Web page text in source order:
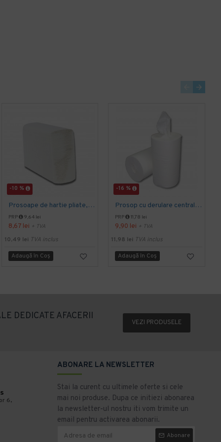
-10 %
Prosoape de hartie pliate, Z fold, 2 straturi, 23 x 23 cm, AQAS, 200 buc/pachet
PRP 9,64 lei
8,67 lei + TVA
10,49 lei TVA inclus
Adaugă în Coş
-16 %
Prosop cu derulare centrala 2 pliuri 100 m, portionata, alb, celuloza 100%, AQAS
PRP 11,78 lei
9,90 lei + TVA
11,98 lei TVA inclus
Adaugă în Coş
DEDICATE AFACERII
VEZI PRODUSELE
6,
ABONARE LA NEWSLETTER
Stai la curent cu ultimele oferte si cele
mai noi produse. Dupa ce initiezi abonarea
la newsletter-ul nostru iti vom trimite un
email pentru activarea abonarii.
Abonare